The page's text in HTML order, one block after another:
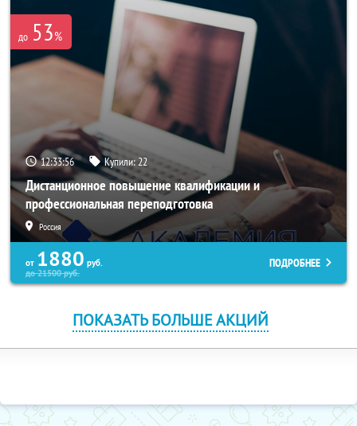
до 53%
12:33:54 Купили:22
Дистанционное повышение квалификации и
профессиональная переподготовка
Россия
от 1880 руб.
до21500руб.
ПОДРОБНЕЕ
ПОКАЗАТЬ БОЛЬШЕ АКЦИЙ